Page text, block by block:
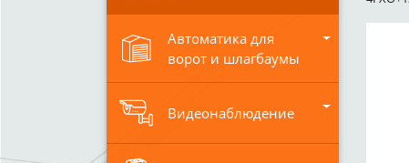
Автоматика для
ворот и шлагбаумы
Видеонаблюдение